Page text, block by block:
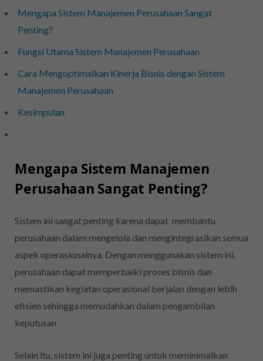
Mengapa Sistem Manajemen Perusahaan Sangat
Penting?
Fungsi Utama Sistem Manajemen Perusahaan
Cara Mengoptimalkan Kinerja Bisnis dengan Sistem
Manajemen Perusahaan
Kesimpulan
Mengapa Sistem Manajemen
Perusahaan Sangat Penting?
Sistem ini sangat penting karena dapat membantu
perusahaan dalam mengelola dan mengintegrasikan semua
aspek operasionalnya. Dengan menggunakan sistem ini,
perusahaan dapat memperbaiki proses bisnis dan
memastikan kegiatan operasional berjalan dengan lebih
efisien sehingga memudahkan dalam pengambilan
keputusan
Selain itu, sistem ini juga penting untuk meminimalkan